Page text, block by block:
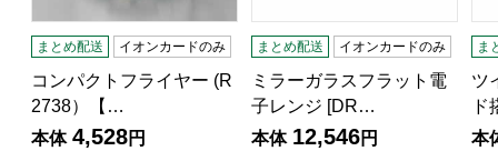
まとめ配送 イオンカードのみ
コンパクトフライヤー (R
2738）【…
本体 4,528円
まとめ配送 イオンカードのみ
ミラーガラスフラット電
子レンジ [DR…
本体 12,546円
ま
ツ
本